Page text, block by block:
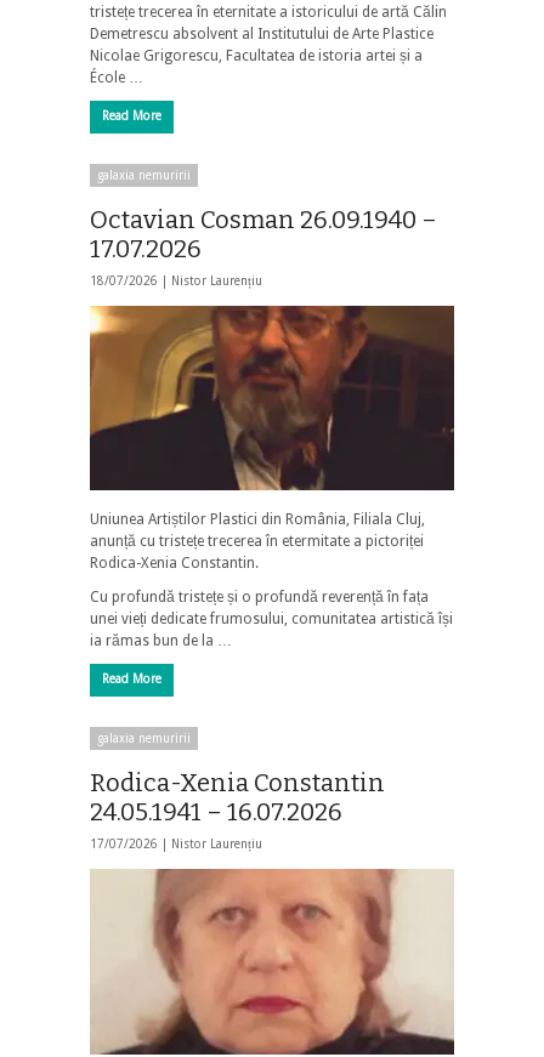
tristețe trecerea în eternitate a istoricului de artă Călin
Demetrescu absolvent al Institutului de Arte Plastice
Nicolae Grigorescu, Facultatea de istoria artei și a
École …
Read More
galaxia nemuririi
Octavian Cosman 26.09.1940 –
17.07.2026
18/07/2026 | Nistor Laurențiu
Uniunea Artiștilor Plastici din România, Filiala Cluj,
anunță cu tristețe trecerea în etermitate a pictoriței
Rodica-Xenia Constantin.
Cu profundă tristețe și o profundă reverență în fața
unei vieți dedicate frumosului, comunitatea artistică își
ia rămas bun de la …
Read More
galaxia nemuririi
Rodica-Xenia Constantin
24.05.1941 – 16.07.2026
17/07/2026 | Nistor Laurențiu